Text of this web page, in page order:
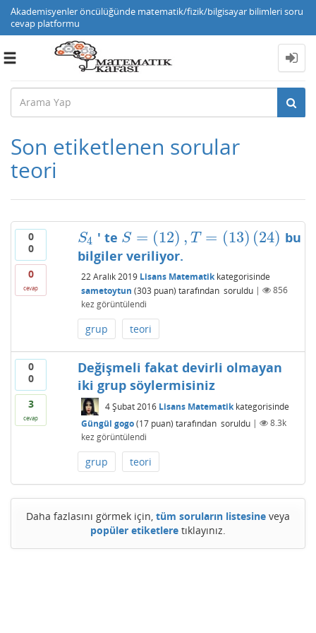
Akademisyenler öncülüğünde matematik/fizik/bilgisayar bilimleri soru
cevap platformu
Toggle
Son etiketlenen sorular
teori
0
0
0
cevap
S4
S4 ' te S = (12) , T = (13) (24)
S= (12 ),T=(13)(24)
bu
bilgiler veriliyor.
22 Aralık 2019 Lisans Matematikkategorisinde
sametoytun (303 puan) tarafından soruldu |
856
kez görüntülendi
grup teori
0
0
3
cevap
Değişmeli fakat devirli olmayan
iki grup söylermisiniz
4 Şubat 2016 Lisans Matematikkategorisinde
Güngül gogo (17puan) tarafından soruldu |
8.3k
kez görüntülendi
grup teori
Daha fazlasını görmek için, tüm soruların listesine veya
popüler etiketlere tıklayınız.